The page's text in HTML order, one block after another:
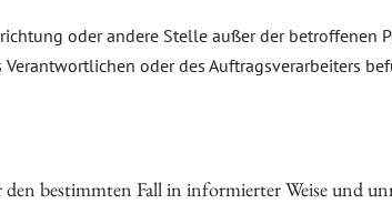
oder andere Stelle außer der betroffenen
oder des Auftragsverarbeiters
bestimmten Fall in informierter Weise und